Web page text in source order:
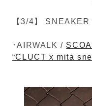
【3/4】
･AIRWALK /
“CLUCT x mita